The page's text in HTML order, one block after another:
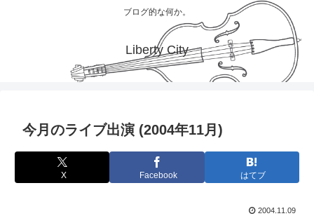
ブログ的な何か。
Liberty City
今月のライブ出演 (2004年11月)
X Facebook はてブ
2004.11.09